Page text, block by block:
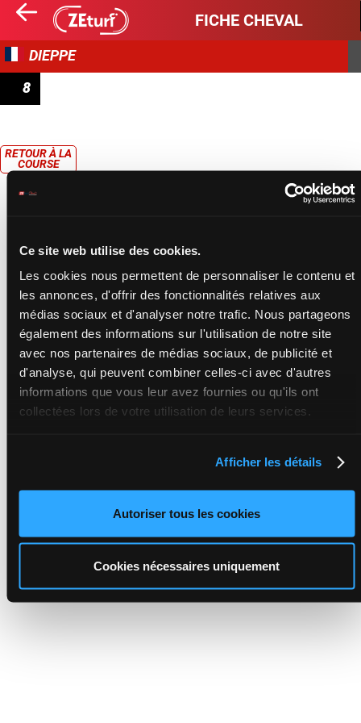
Ce site web utilise des cookies.
Les cookies nous permettent de personnaliser le contenu et
les annonces, d'offrir des fonctionnalités relatives aux
médias sociaux et d'analyser notre trafic. Nous partageons
également des informations sur l'utilisation de notre site
avec nos partenaires de médias sociaux, de publicité et
d'analyse, qui peuvent combiner celles-ci avec d'autres
informations que vous leur avez fournies ou qu'ils ont
collectées lors de votre utilisation de leurs services.
Afficher les détails
Autoriser tous les cookies
Cookies nécessaires uniquement
FICHE CHEVAL
DIEPPE
8
RETOUR À LA
COURSE